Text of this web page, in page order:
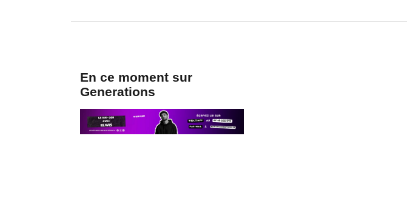
En ce moment sur
Generations